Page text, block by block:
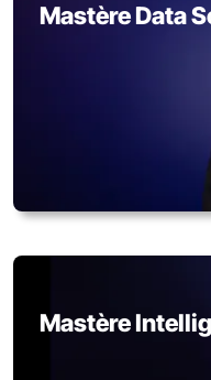
Mastère Data
Mastère